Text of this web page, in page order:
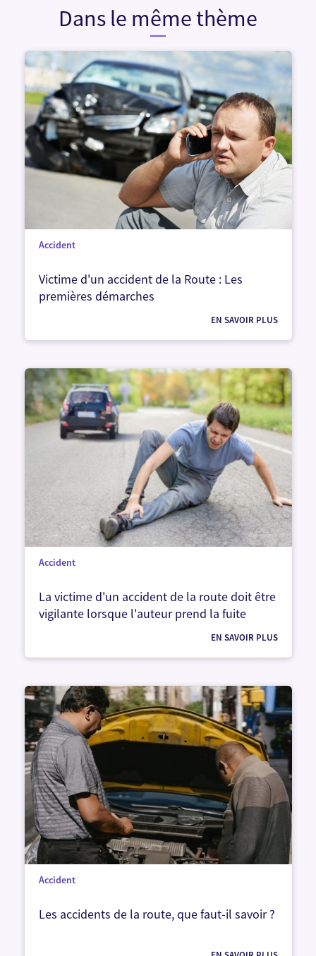
Dans le même thème
Accident
Victime d'un accident de la Route : Les
premières démarches
EN SAVOIR PLUS
Accident
La victime d'un accident de la route doit être
vigilante lorsque l'auteur prend la fuite
EN SAVOIR PLUS
Accident
Les accidents de la route, que faut-il savoir ?